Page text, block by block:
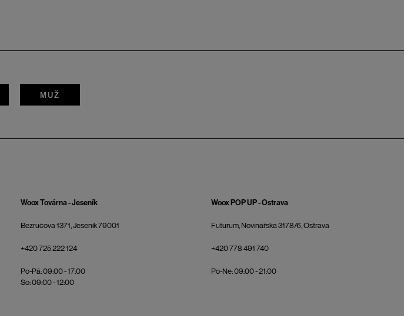
MUŽ
Woox Továrna - Jeseník
Bezručova 1371, Jeseník 79001
+420 725 222 124
Po-Pá: 09:00 - 17:00
So: 09:00 - 12:00
Woox POP UP - Ostrava
Futurum, Novinářská 3178/6, Ostrava
+420 778 491 740
Po-Ne: 09:00 - 21:00